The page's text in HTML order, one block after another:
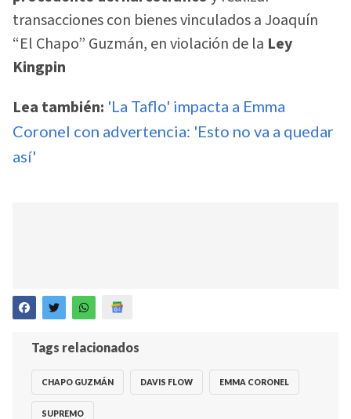
transacciones con bienes vinculados a Joaquín
“El Chapo” Guzmán, en violación de la Ley
Kingpin
Lea también: 'La Taflo' impacta a Emma
Coronel con advertencia: 'Esto no va a quedar
así'
Tags relacionados
CHAPO GUZMÁN DAVIS FLOW EMMA CORONEL
SUPREMO